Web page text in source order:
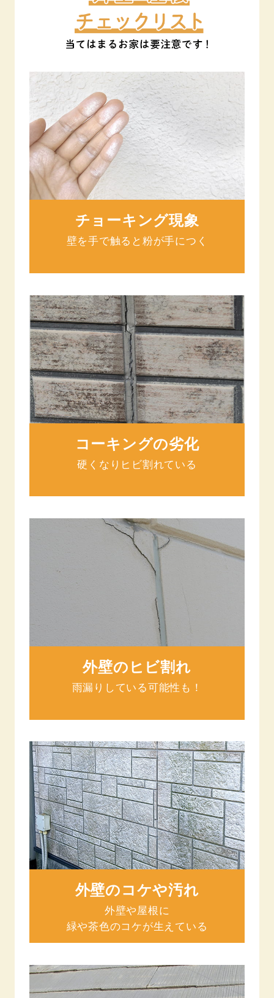
チョーキング現象
壁を手で触ると粉が手につく
コーキングの劣化
硬くなりヒビ割れている
外壁のヒビ割れ
雨漏りしている可能性も！
外壁のコケや汚れ
外壁や屋根に
緑や茶色のコケが生えている